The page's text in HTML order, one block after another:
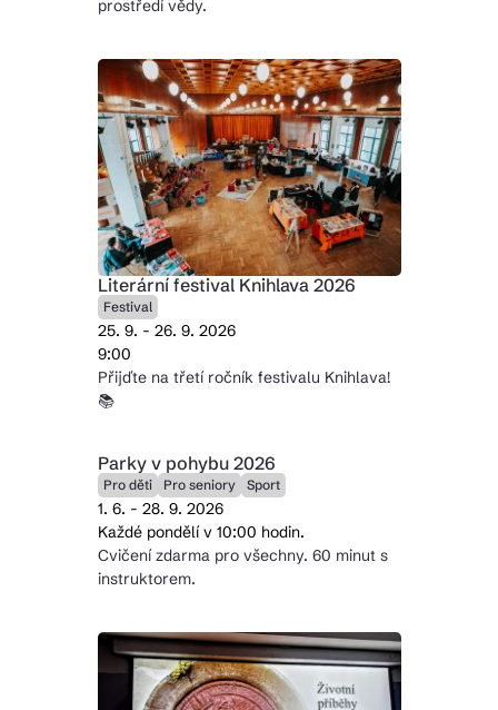
prostředí vědy.
Literární festival Knihlava 2026
Festival
25. 9. - 26. 9. 2026
9:00
Přijďte na třetí ročník festivalu Knihlava!
📚
Parky v pohybu 2026
Pro děti Pro seniory Sport
1. 6. - 28. 9. 2026
Každé pondělí v 10:00 hodin.
Cvičení zdarma pro všechny. 60 minut s
instruktorem.